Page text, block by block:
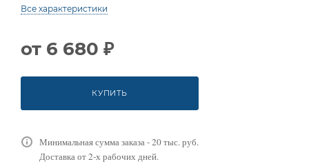
Все характеристики
от 6 680 ₽
КУПИТЬ
Минимальная сумма заказа - 20 тыс. руб.
Доставка от 2-х рабочих дней.